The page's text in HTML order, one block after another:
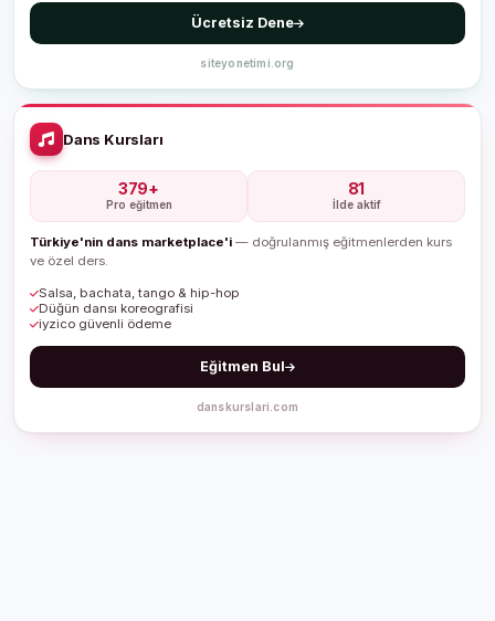
Ücretsiz Dene
siteyonetimi.org
Dans Kursları
379+
Pro eğitmen
81
İlde aktif
Türkiye'nin dans marketplace'i — doğrulanmış eğitmenlerden kurs
ve özel ders.
Salsa, bachata, tango & hip-hop
Düğün dansı koreografisi
iyzico güvenli ödeme
Eğitmen Bul
danskurslari.com